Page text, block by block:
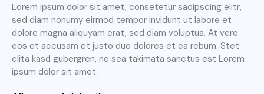
Lorem ipsum dolor sit amet, consetetur sadipscing elitr,
sed diam nonumy eirmod tempor invidunt ut labore et
dolore magna aliquyam erat, sed diam voluptua. At vero
eos et accusam et justo duo dolores et ea rebum. Stet
clita kasd gubergren, no sea takimata sanctus est Lorem
ipsum dolor sit amet.